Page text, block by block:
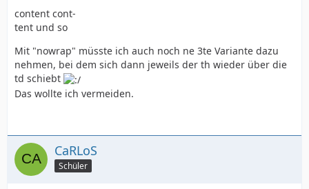
content cont-
tent und so
Mit "nowrap" müsste ich auch noch ne 3te Variante dazu
nehmen, bei dem sich dann jeweils der th wieder über die
td schiebt
Das wollte ich vermeiden.
CaRLoS
Schüler